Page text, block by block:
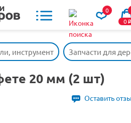
0
0o
инструмент Запчасти для
20 мм (2 шт)
Оставить